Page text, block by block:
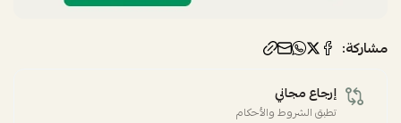
مشاركة:
إرجاع مجاني
تطبق الشروط والأحكام